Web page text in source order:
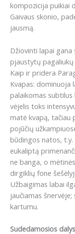
kompozicija puikiai
Gaivaus skonio,
jausmą.
Džiovinti lapai
pjaustytų
Kaip ir pridera
Kvapas: dominuoja
palaikomas
vėjelis toks
matė kvapą, tačiau
pojūčių
būdingos natos,
eukaliptą
ne banga, o
dirgiklių fone
Užbaigimas labai
jaučiamas šnervėje;
kartumu.
Sudedamosios